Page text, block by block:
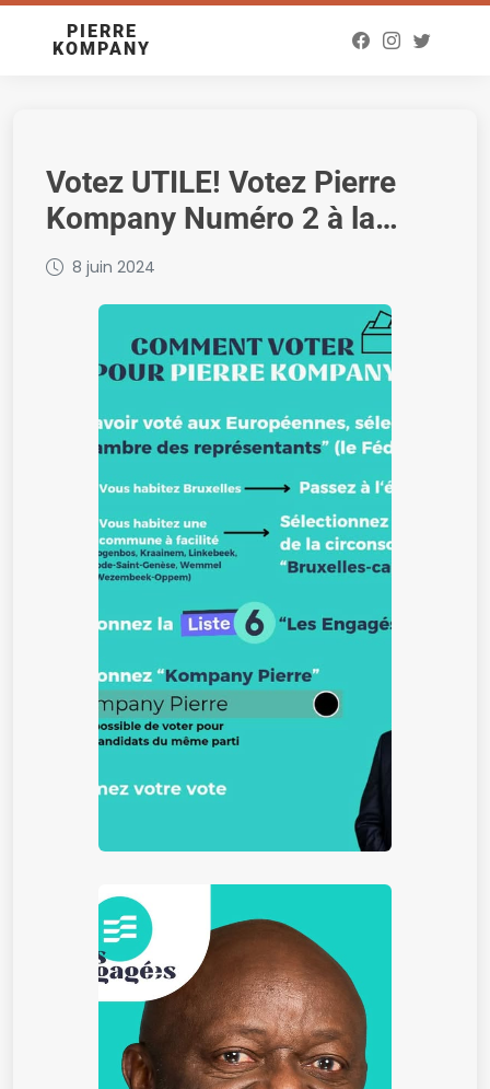
PIERRE
KOMPANY
Votez UTILE! Votez Pierre
Kompany Numéro 2 à la
Chambre des Représentants
l’emporte !
8 juin 2024